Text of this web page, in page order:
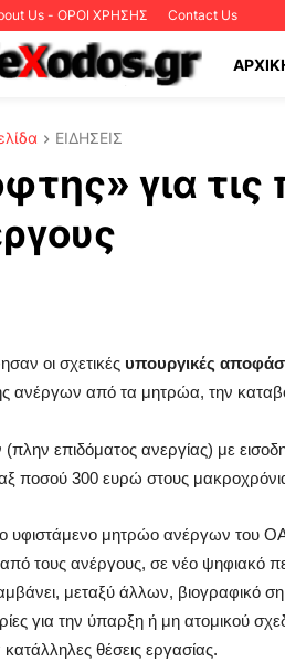
Us - ΟΡΟΙ ΧΡΗΣΗΣ Contact Us
ΕΙΔΗΣΕΙΣ
για
οι σχετικές υπουργικές
ανέργων από τα μητρώα, την
επιδόματος ανεργίας) με
ποσού 300 ευρώ στους
υφιστάμενο μητρώο ανέργων του
από τους ανέργους, σε νέο ψηφιακό
μεταξύ άλλων, βιογραφικό
για την ύπαρξη ή μη ατομικού
θέσεις εργασίας.